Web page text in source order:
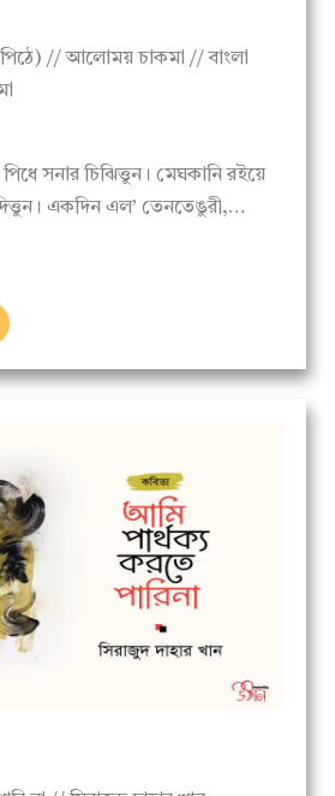
সনার চিঝিত্তুন। মেঘকানি রইয়ে
একদিন এল’ তেনতেঙুরী,…